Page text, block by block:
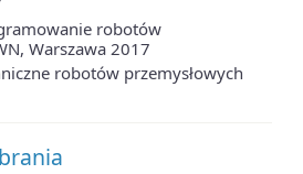
robotów
Warszawa 2017
robotów przemysłowych